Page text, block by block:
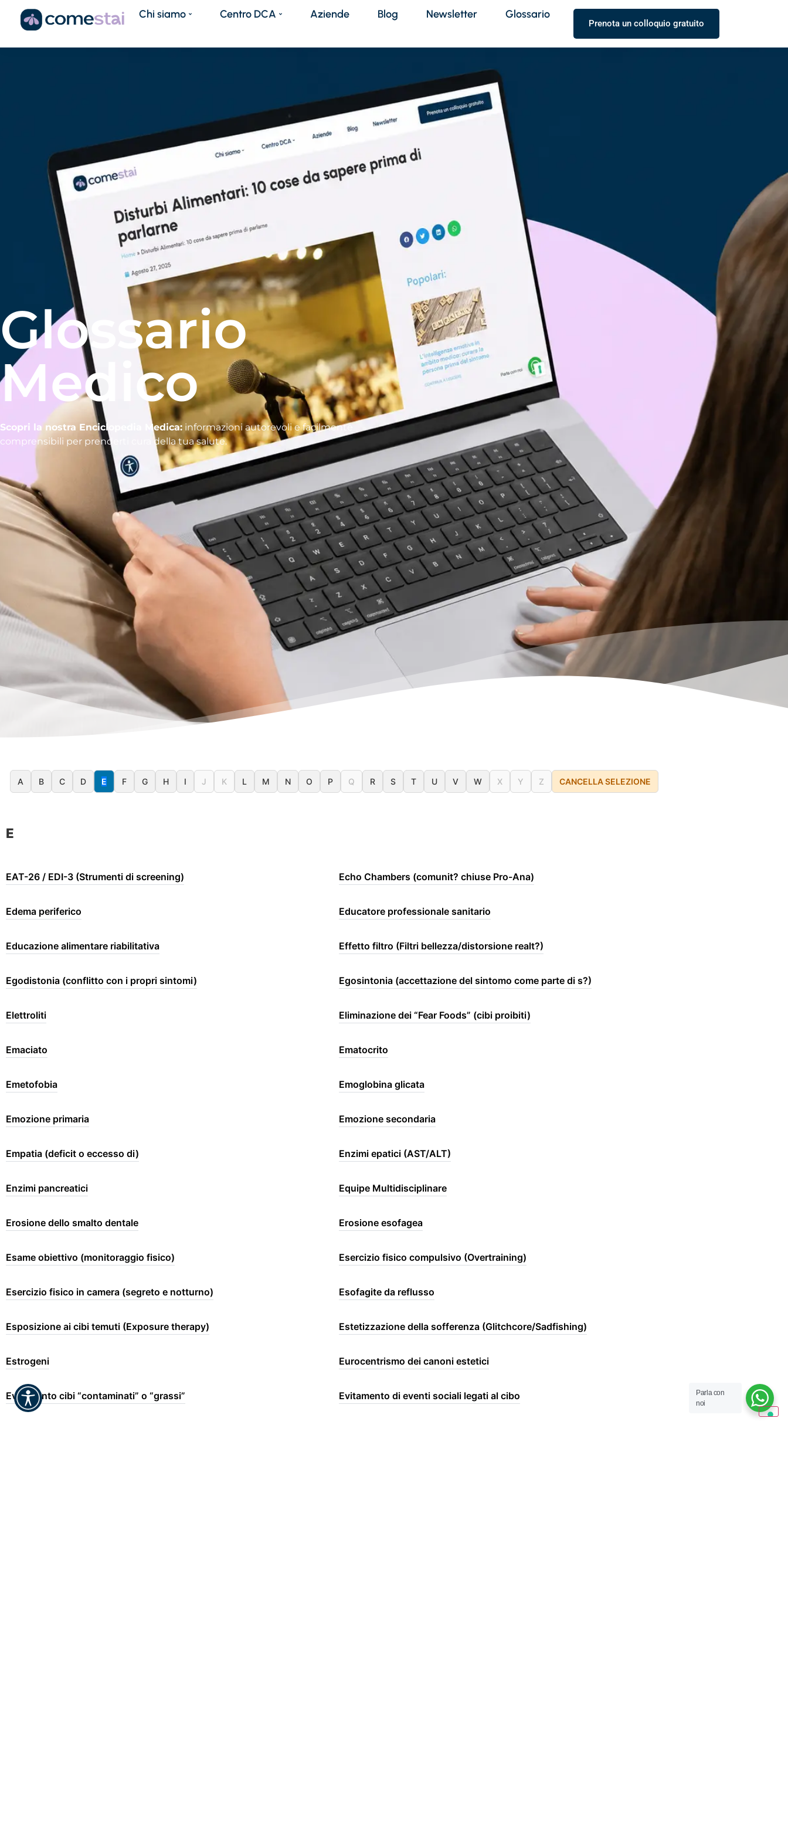
Chi siamo Centro DCA Aziende Blog Newsletter Glossario
Prenota un colloquio gratuito
Glossario
Medico
Scopri la nostra Enciclopedia Medica: informazioni autorevoli e facilmente
comprensibili per prenderti cura della tua salute.
A B C D E F G H I J K L M N O P Q R S T U V W X Y Z CANCELLA SELEZIONE
E
EAT-26 / EDI-3 (Strumenti di screening) Echo Chambers (comunit? chiuse Pro-Ana)
Edema periferico Educatore professionale sanitario
Educazione alimentare riabilitativa Effetto filtro (Filtri bellezza/distorsione realt?)
Egodistonia (conflitto con i propri sintomi) Egosintonia (accettazione del sintomo come parte di s?)
Elettroliti Eliminazione dei “Fear Foods” (cibi proibiti)
Emaciato Ematocrito
Emetofobia Emoglobina glicata
Emozione primaria Emozione secondaria
Empatia (deficit o eccesso di) Enzimi epatici (AST/ALT)
Enzimi pancreatici Equipe Multidisciplinare
Erosione dello smalto dentale Erosione esofagea
Esame obiettivo (monitoraggio fisico) Esercizio fisico compulsivo (Overtraining)
Esercizio fisico in camera (segreto e notturno) Esofagite da reflusso
Esposizione ai cibi temuti (Exposure therapy) Estetizzazione della sofferenza (Glitchcore/Sadfishing)
Estrogeni Eurocentrismo dei canoni estetici
Evitamento cibi “contaminati” o “grassi” Evitamento di eventi sociali legati al cibo
Parla con
noi